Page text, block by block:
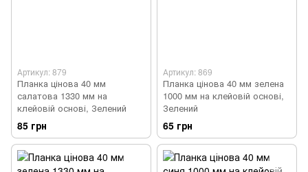
Артикул: 879
Планка цінова 40 мм
салатова 1330 мм на
клейовій основі, Зелений
85 грн
Артикул: 869
Планка цінова 40 мм зелена
1000 мм на клейовій основі,
Зелений
65 грн